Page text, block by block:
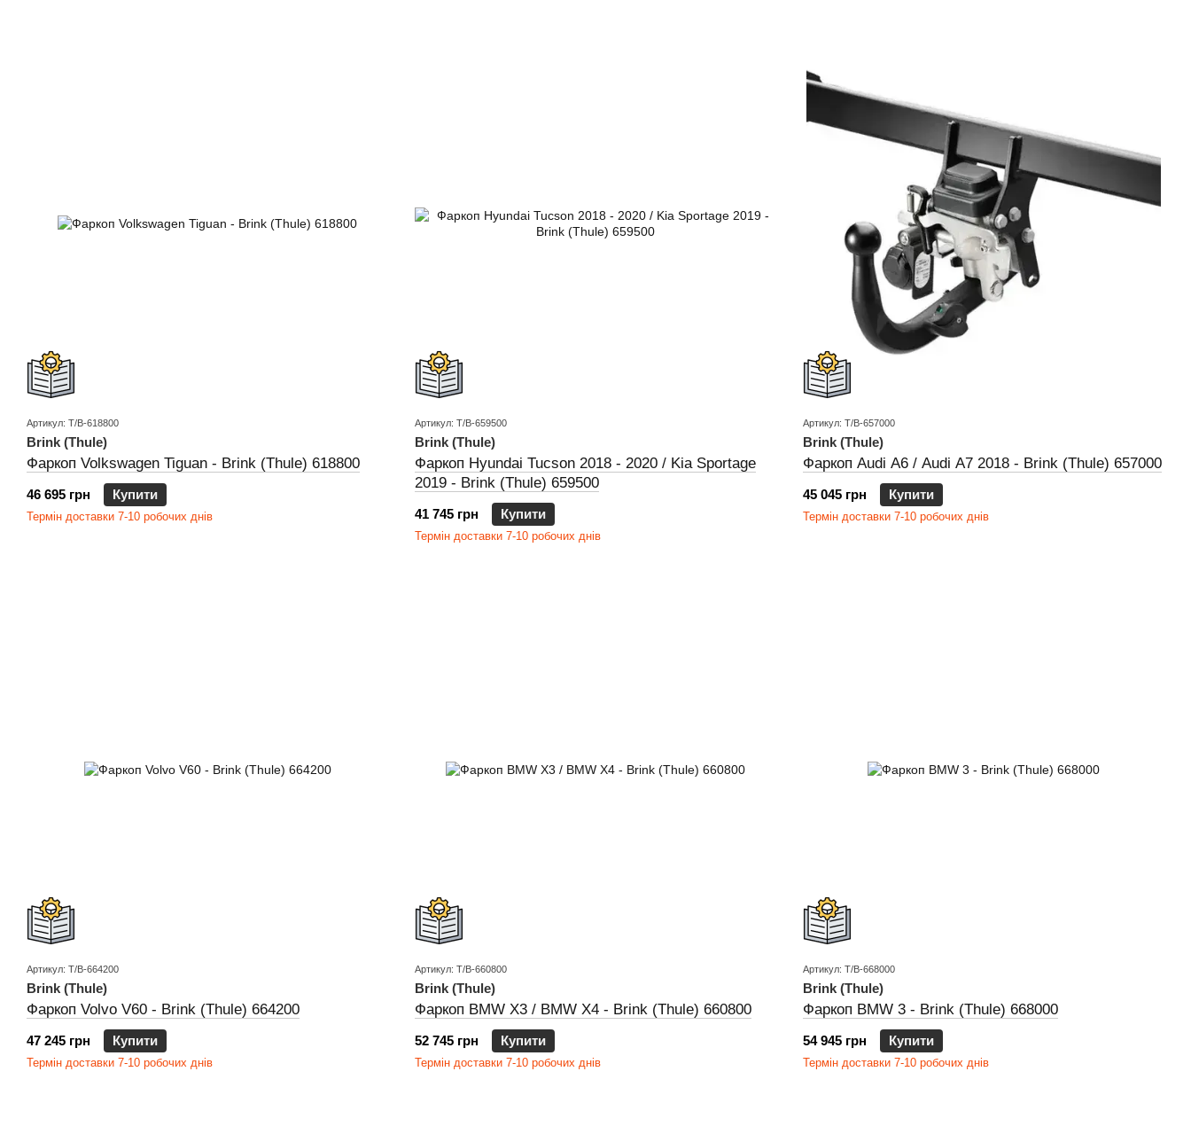
Артикул: T/B-618800
Brink (Thule)
Фаркоп Volkswagen Tiguan - Brink (Thule) 618800
46 695 грн Купити
Термін доставки 7-10 робочих днів
Артикул: T/B-659500
Brink (Thule)
Фаркоп Hyundai Tucson 2018 - 2020 / Kia Sportage
2019 - Brink (Thule) 659500
41 745 грн Купити
Термін доставки 7-10 робочих днів
Артикул: T/B-657000
Brink (Thule)
Фаркоп Audi A6 / Audi A7 2018 - Brink (Thule) 657000
45 045 грн Купити
Термін доставки 7-10 робочих днів
Артикул: T/B-664200
Brink (Thule)
Фаркоп Volvo V60 - Brink (Thule) 664200
47 245 грн Купити
Термін доставки 7-10 робочих днів
Артикул: T/B-660800
Brink (Thule)
Фаркоп BMW X3 / BMW X4 - Brink (Thule) 660800
52 745 грн Купити
Термін доставки 7-10 робочих днів
Артикул: T/B-668000
Brink (Thule)
Фаркоп BMW 3 - Brink (Thule) 668000
54 945 грн Купити
Термін доставки 7-10 робочих днів